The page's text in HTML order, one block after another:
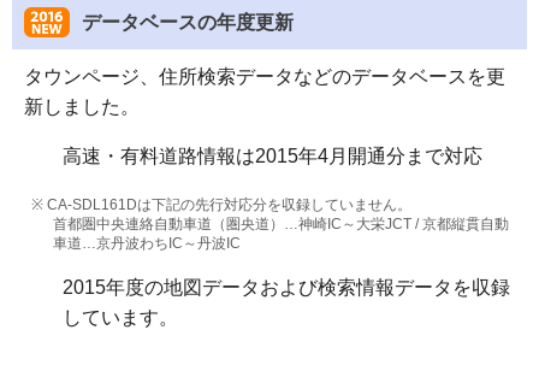
データベースの年度更新
タウンページ、住所検索データなどのデータベースを更
新しました。
高速・有料道路情報は2015年4月開通分まで対応
※ CA-SDL161Dは下記の先行対応分を収録していません。
首都圏中央連絡自動車道（圏央道）…神崎IC～大栄JCT / 京都縦貫自動
車道…京丹波わちIC～丹波IC
2015年度の地図データおよび検索情報データを収録
しています。